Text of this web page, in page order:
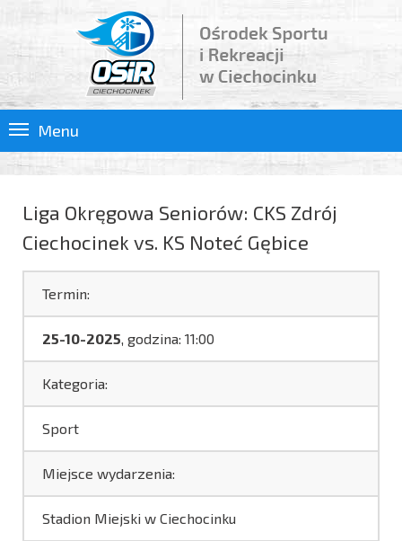
Menu
Liga Okręgowa Seniorów: CKS Zdrój
Ciechocinek vs. KS Noteć Gębice
Termin:
25-10-2025, godzina: 11:00
Kategoria:
Sport
Miejsce wydarzenia:
Stadion Miejski w Ciechocinku